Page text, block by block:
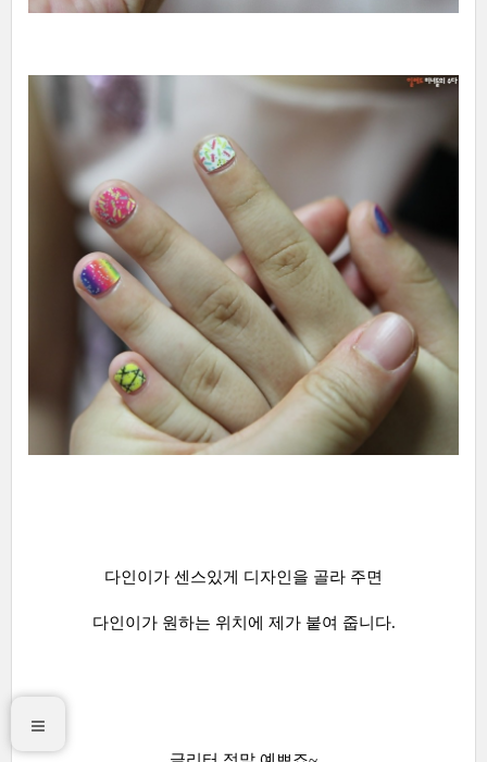
다인이가 센스있게 디자인을 골라 주면
다인이가 원하는 위치에 제가 붙여 줍니다.